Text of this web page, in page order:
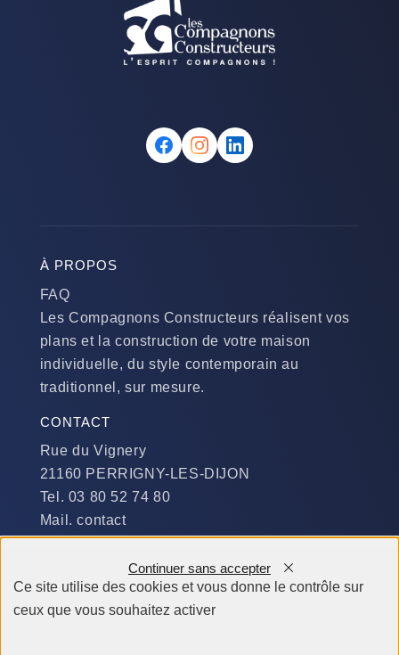
À PROPOS
FAQ
Les Compagnons Constructeurs réalisent vos
plans et la construction de votre maison
individuelle, du style contemporain au
traditionnel, sur mesure.
CONTACT
Rue du Vignery
21160 PERRIGNY-LES-DIJON
Tel. 03 80 52 74 80
Mail. contact
Du Lundi au Jeudi :
​de 9 h à 12 h et de 14 h à 19 h
Ce site utilise des cookies et vous donne le contrôle sur
ceux que vous souhaitez activer
Continuer sans accepter